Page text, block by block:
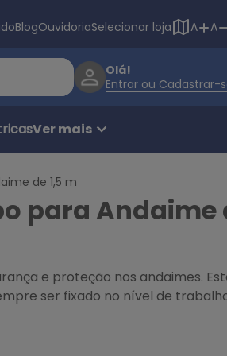
BlogOuvidoriaSelecionar loja A A
Olá!
Entrar ou Cadastrar-
Ver mais
de 1,5 m
para Andaime
e proteção nos andaimes.
ser fixado no nível de